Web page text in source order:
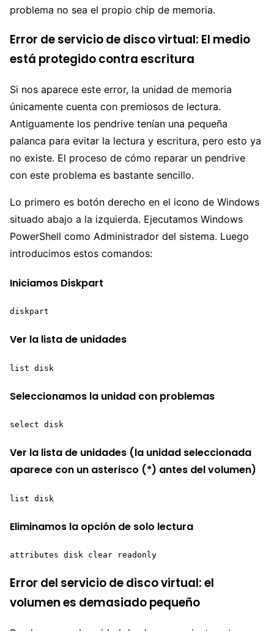
problema no sea el propio chip de memoria.
Error de servicio de disco virtual: El medio
está protegido contra escritura
Si nos aparece este error, la unidad de memoria
únicamente cuenta con premiosos de lectura.
Antiguamente los pendrive tenían una pequeña
palanca para evitar la lectura y escritura, pero esto ya
no existe. El proceso de cómo reparar un pendrive
con este problema es bastante sencillo.
Lo primero es botón derecho en el icono de Windows
situado abajo a la izquierda. Ejecutamos Windows
PowerShell como Administrador del sistema. Luego
introducimos estos comandos:
Iniciamos Diskpart
diskpart
Ver la lista de unidades
list disk
Seleccionamos la unidad con problemas
select disk
Ver la lista de unidades (la unidad seleccionada
aparece con un asterisco (*) antes del volumen)
list disk
Eliminamos la opción de solo lectura
attributes disk clear readonly
Error del servicio de disco virtual: el
volumen es demasiado pequeño